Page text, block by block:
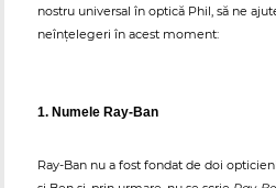
nostru universal în optică Phil, să ne
neînțelegeri în acest moment:
1. Numele Ray-Ban
Ray-Ban nu a fost fondat de doi